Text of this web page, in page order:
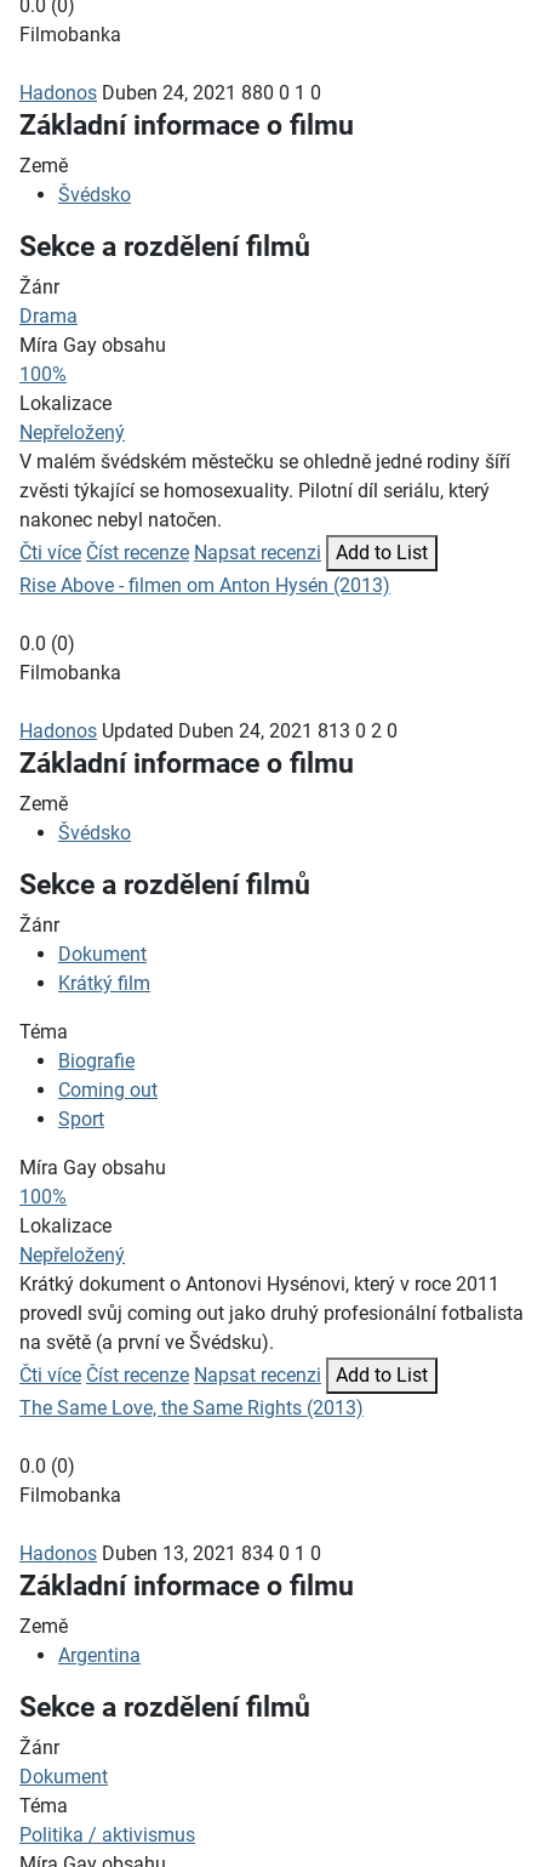
0.0 (0)
Filmobanka
Hadonos Duben 24, 2021 880 0 1 0
Základní informace o filmu
Země
Švédsko
Sekce a rozdělení filmů
Žánr
Drama
Míra Gay obsahu
100%
Lokalizace
Nepřeložený
V malém švédském městečku se ohledně jedné rodiny šíří
zvěsti týkající se homosexuality. Pilotní díl seriálu, který
nakonec nebyl natočen.
Čti více Číst recenze Napsat recenzi
Add to List
Rise Above - filmen om Anton Hysén (2013)
0.0 (0)
Filmobanka
Hadonos Updated Duben 24, 2021 813 0 2 0
Základní informace o filmu
Země
Švédsko
Sekce a rozdělení filmů
Žánr
Dokument
Krátký film
Téma
Biografie
Coming out
Sport
Míra Gay obsahu
100%
Lokalizace
Nepřeložený
Krátký dokument o Antonovi Hysénovi, který v roce 2011
provedl svůj coming out jako druhý profesionální fotbalista
na světě (a první ve Švédsku).
Čti více Číst recenze Napsat recenzi
Add to List
The Same Love, the Same Rights (2013)
0.0 (0)
Filmobanka
Hadonos Duben 13, 2021 834 0 1 0
Základní informace o filmu
Země
Argentina
Sekce a rozdělení filmů
Žánr
Dokument
Téma
Politika / aktivismus